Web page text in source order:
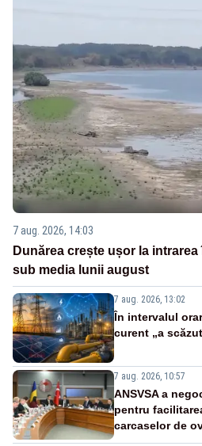
7 aug. 2026, 14:03
Dunărea crește ușor la
sub media lunii august
7 aug. 2026, 13:02
În intervalul
curent „a
7 aug. 2026, 10:57
ANSVSA a
pentru
carcaselor de